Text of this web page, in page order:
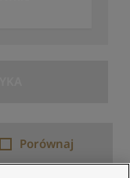
Porównaj